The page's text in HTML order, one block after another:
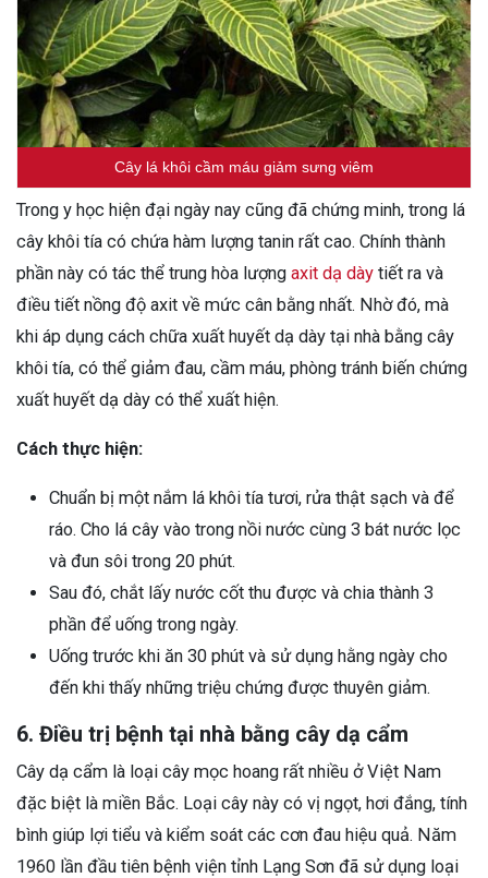
Cây lá khôi cầm máu giảm sưng viêm
Trong y học hiện đại ngày nay cũng đã chứng minh, trong lá
cây khôi tía có chứa hàm lượng tanin rất cao. Chính thành
phần này có tác thể trung hòa lượng axit dạ dày tiết ra và
điều tiết nồng độ axit về mức cân bằng nhất. Nhờ đó, mà
khi áp dụng cách chữa xuất huyết dạ dày tại nhà bằng cây
khôi tía, có thể giảm đau, cầm máu, phòng tránh biến chứng
xuất huyết dạ dày có thể xuất hiện.
Cách thực hiện:
Chuẩn bị một nắm lá khôi tía tươi, rửa thật sạch và để
ráo. Cho lá cây vào trong nồi nước cùng 3 bát nước lọc
và đun sôi trong 20 phút.
Sau đó, chắt lấy nước cốt thu được và chia thành 3
phần để uống trong ngày.
Uống trước khi ăn 30 phút và sử dụng hằng ngày cho
đến khi thấy những triệu chứng được thuyên giảm.
6. Điều trị bệnh tại nhà bằng cây dạ cẩm
Cây dạ cẩm là loại cây mọc hoang rất nhiều ở Việt Nam
đặc biệt là miền Bắc. Loại cây này có vị ngọt, hơi đắng, tính
bình giúp lợi tiểu và kiểm soát các cơn đau hiệu quả. Năm
1960 lần đầu tiên bệnh viện tỉnh Lạng Sơn đã sử dụng loại